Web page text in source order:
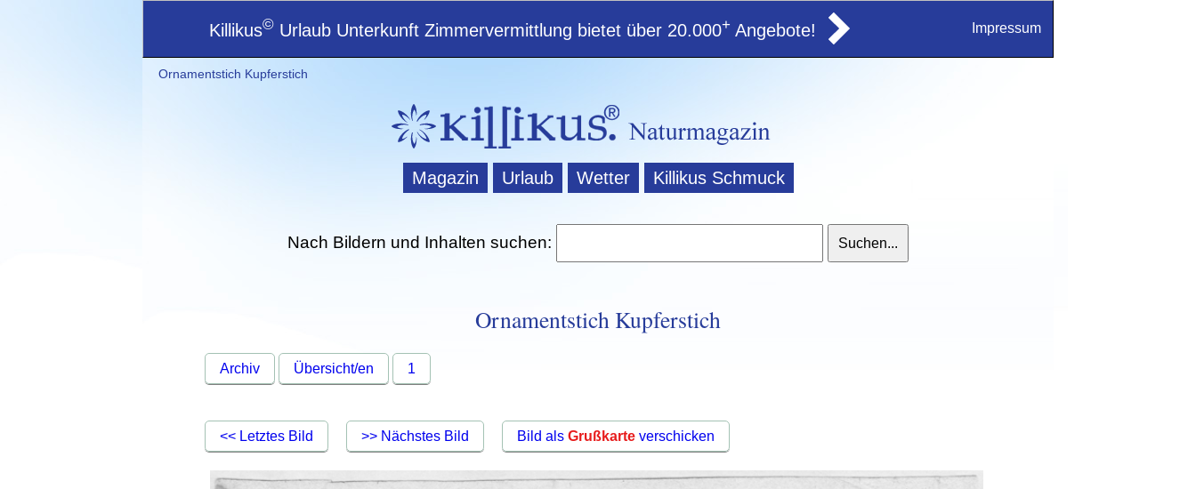
Killikus© Urlaub Unterkunft Zimmervermittlung bietet über 20.000+ Angebote! Impressum
Ornamentstich Kupferstich
Magazin Urlaub Wetter Killikus Schmuck
Nach Bildern und Inhalten suchen:
Ornamentstich Kupferstich
Archiv Übersicht/en 1
<< Letztes Bild >> Nächstes Bild Bild als Grußkarteverschicken